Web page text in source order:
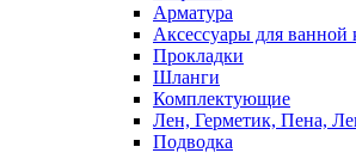
Арматура
Аксессуары для ванной
Прокладки
Шланги
Комплектующие
Лен, Герметик, Пена,
Подводка